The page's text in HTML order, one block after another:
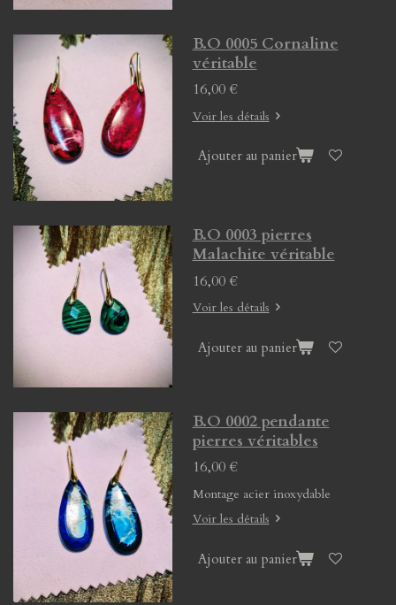
B.O 0005 Cornaline
véritable
16,00 €
Voir les détails
Ajouter au panier
B.O 0003 pierres
Malachite véritable
16,00 €
Voir les détails
Ajouter au panier
B.O 0002 pendante
pierres véritables
16,00 €
Montage acier inoxydable
Voir les détails
Ajouter au panier